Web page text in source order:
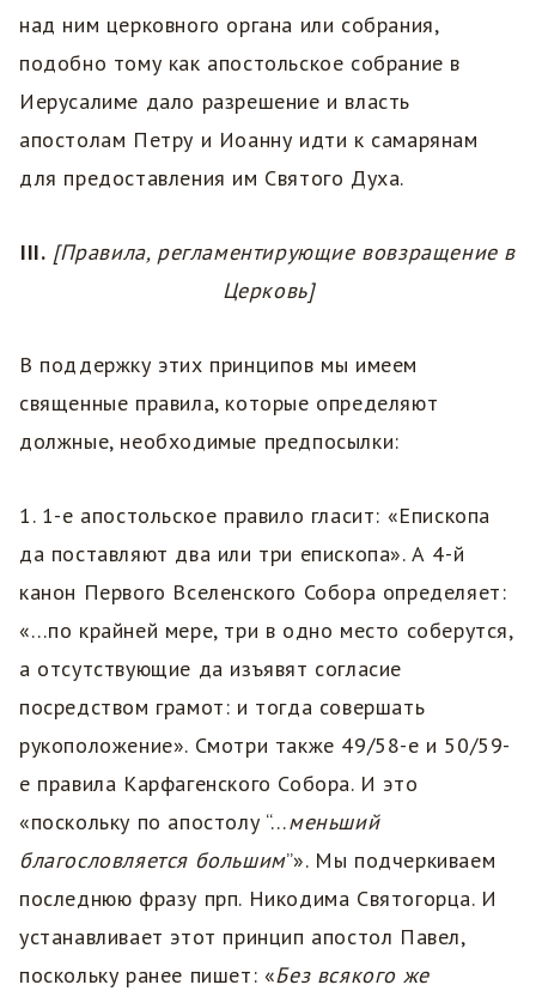
над ним церковного органа или собрания,
подобно тому как апостольское собрание в
Иерусалиме дало разрешение и власть
апостолам Петру и Иоанну идти к самарянам
для предоставления им Святого Духа.
III. [Правила, регламентирующие вовзращение в
Церковь]
В поддержку этих принципов мы имеем
священные правила, которые определяют
должные, необходимые предпосылки:
1. 1-е апостольское правило гласит: «Епископа
да поставляют два или три епископа». А 4-й
канон Первого Вселенского Собора определяет:
«…по крайней мере, три в одно место соберутся,
а отсутствующие да изъявят согласие
посредством грамот: и тогда совершать
рукоположение». Смотри также 49/58-е и 50/59-
е правила Карфагенского Собора. И это
«поскольку по апостолу “…меньший
благословляется большим”». Мы подчеркиваем
последнюю фразу прп. Никодима Святогорца. И
устанавливает этот принцип апостол Павел,
поскольку ранее пишет: «Без всякого же